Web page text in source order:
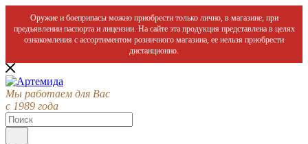
Оружие и боеприпасы можно приобрести только лично, в магазине, при
предъявлении паспорта и лицензии. На сайте эта продукция представлена в целях
ознакомления с ассортиментом розничного магазина, ее нельзя приобрести
дистанционно.
Мы работаем для Вас
с 1989 года